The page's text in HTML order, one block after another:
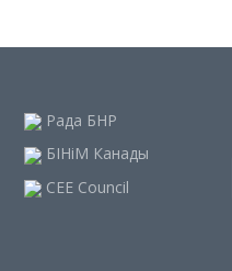
Рада БНР
БІНіМ Канады
CEE Council